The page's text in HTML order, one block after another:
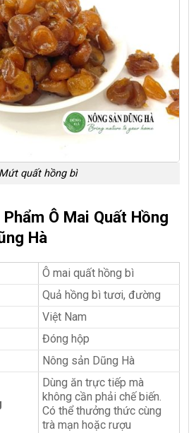
Mứt quất hồng bì
Ô Mai Quất Hồng
Hà
Ô mai quất hồng bì
Quả hồng bì tươi, đường
Việt Nam
Đóng hộp
Nông sản Dũng Hà
Dùng ăn trực tiếp mà
không cần phải chế biến.
Có thể thưởng thức cùng
trà mạn hoặc rượu